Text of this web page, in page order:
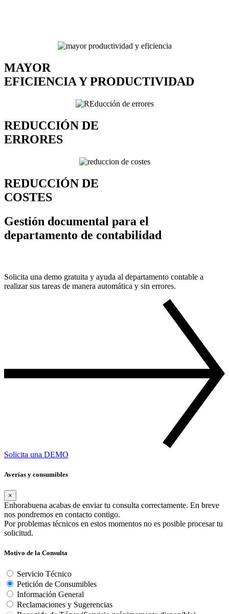
MAYOR
EFICIENCIA Y PRODUCTIVIDAD
REDUCCIÓN DE
ERRORES
REDUCCIÓN DE
COSTES
Gestión documental para el
departamento de contabilidad
Solicita una demo gratuita y ayuda al departamento contable a
realizar sus tareas de manera automática y sin errores.
Solicita una DEMO
Averías y consumibles
×
Enhorabuena acabas de enviar tu consulta correctamente. En breve
nos pondremos en contacto contigo.
Por problemas técnicos en estos momentos no es posible procesar tu
solicitud.
Motivo de la Consulta
Servicio Técnico
Petición de Consumibles
Información General
Reclamaciones y Sugerencias